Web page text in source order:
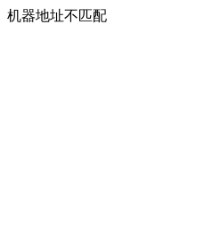
机器地址不匹配